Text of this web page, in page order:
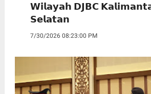
𝗪𝗶𝗹𝗮𝘆𝗮𝗵 𝗗𝗝𝗕𝗖
𝗦𝗲𝗹𝗮𝘁𝗮𝗻
7/30/2026 08:23:00 PM